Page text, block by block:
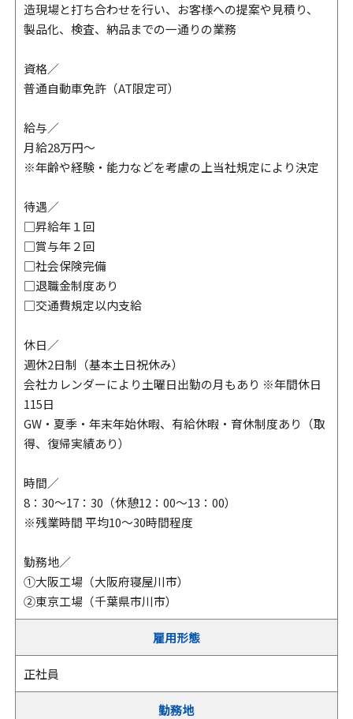
造現場と打ち合わせを行い、お客様への提案や見積り、
製品化、検査、納品までの一通りの業務
資格／
普通自動車免許（AT限定可）
給与／
月給28万円～
※年齢や経験・能力などを考慮の上当社規定により決定
待遇／
□昇給年１回
□賞与年２回
□社会保険完備
□退職金制度あり
□交通費規定以内支給
休日／
週休2日制（基本土日祝休み）
会社カレンダーにより土曜日出勤の月もあり ※年間休日
115日
GW・夏季・年末年始休暇、有給休暇・育休制度あり（取
得、復帰実績あり）
時間／
8：30～17：30（休憩12：00～13：00）
※残業時間 平均10～30時間程度
勤務地／
①大阪工場（大阪府寝屋川市）
②東京工場（千葉県市川市）
雇用形態
正社員
勤務地